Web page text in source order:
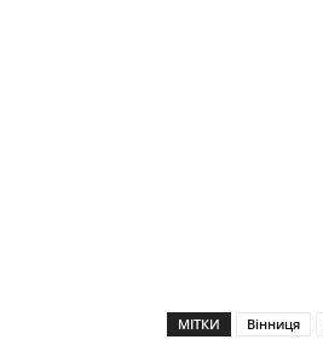
МІТКИ Вінниця